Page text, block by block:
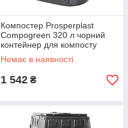
Компостер Prosperplast
Compogreen 320 л чорний
контейнер для компосту
садовий компостер Польща
Немає в наявності
1 542 ₴